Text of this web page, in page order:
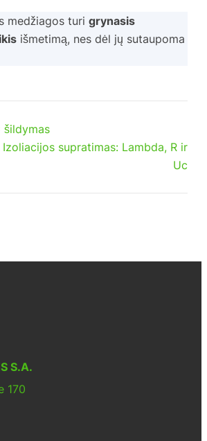
medžiagos turi grynasis
išmetimą, nes dėl jų sutaupoma
šildymas
Izoliacijos supratimas: Lambda, R ir
Uc
S.A.
170